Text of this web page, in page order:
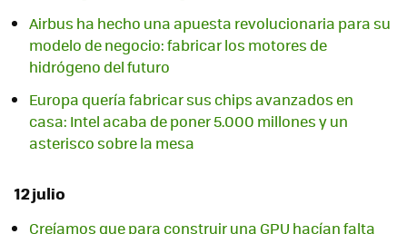
Airbus ha hecho una apuesta revolucionaria para su
modelo de negocio: fabricar los motores de
hidrógeno del futuro
Europa quería fabricar sus chips avanzados en
casa: Intel acaba de poner 5.000 millones y un
asterisco sobre la mesa
12 julio
Creíamos que para construir una GPU hacían falta